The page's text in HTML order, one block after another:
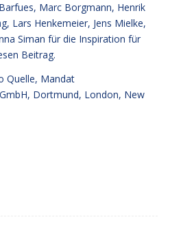
Marc Borgmann, Henrik
Lars Henkemeier, Jens Mielke,
Siman für die Inspiration für
Beitrag.
Quelle, Mandat
Dortmund, London, New